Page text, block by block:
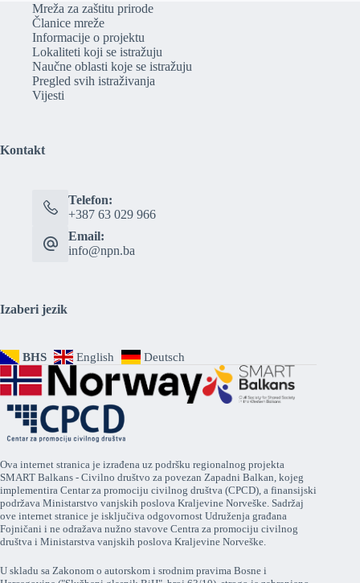
Mreža za zaštitu prirode
Članice mreže
Informacije o projektu
Lokaliteti koji se istražuju
Naučne oblasti koje se istražuju
Pregled svih istraživanja
Vijesti
Kontakt
Telefon:
+387 63 029 966
Email:
info@npn.ba
Izaberi jezik
BHS English Deutsch
Ova internet stranica je izrađena uz podršku regionalnog projekta
SMART Balkans - Civilno društvo za povezan Zapadni Balkan, kojeg
implementira Centar za promociju civilnog društva (CPCD), a finansijski
podržava Ministarstvo vanjskih poslova Kraljevine Norveške. Sadržaj
ove internet stranice je isključiva odgovornost Udruženja građana
Fojničani i ne odražava nužno stavove Centra za promociju civilnog
društva i Ministarstva vanjskih poslova Kraljevine Norveške.
U skladu sa Zakonom o autorskom i srodnim pravima Bosne i